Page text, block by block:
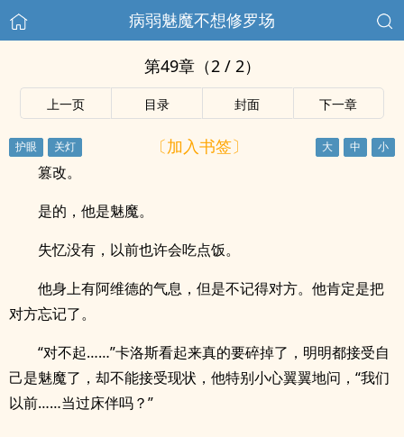
病弱魅魔不想修罗场
第49章（2 / 2）
上一页 目录 封面 下一章
〔加入书签〕
篡改。
是的，他是魅魔。
失忆没有，以前也许会吃点饭。
他身上有阿维德的气息，但是不记得对方。他肯定是把
对方忘记了。
“对不起……”卡洛斯看起来真的要碎掉了，明明都接受自
己是魅魔了，却不能接受现状，他特别小心翼翼地问，“我们
以前……当过床伴吗？”